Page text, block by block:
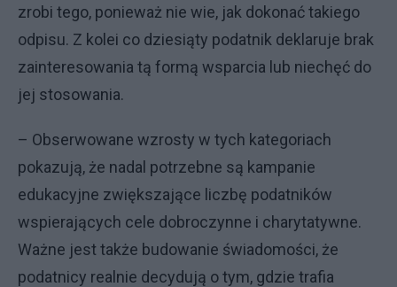
zrobi tego, ponieważ nie wie, jak dokonać takiego
odpisu. Z kolei co dziesiąty podatnik deklaruje brak
zainteresowania tą formą wsparcia lub niechęć do
jej stosowania.
– Obserwowane wzrosty w tych kategoriach
pokazują, że nadal potrzebne są kampanie
edukacyjne zwiększające liczbę podatników
wspierających cele dobroczynne i charytatywne.
Ważne jest także budowanie świadomości, że
podatnicy realnie decydują o tym, gdzie trafia